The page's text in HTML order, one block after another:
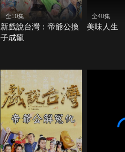
全10集
新戲說台灣：帝爺公換
子成龍
全40集
美味人生